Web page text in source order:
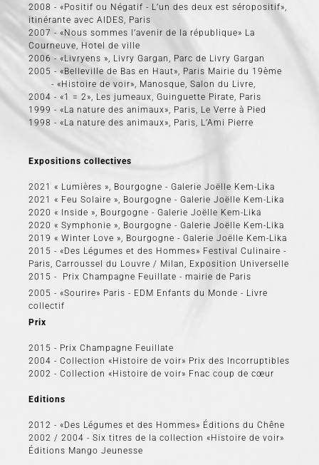
2008 - «Positif ou Négatif - L’un des deux est séropositif»,
itinérante avec AIDES, Paris
2007 - «Nous sommes l’avenir de la république» La
Courneuve, Hotel de ville
2006 - «Livryens », Livry Gargan, Parc de Livry Gargan
2005 - «Belleville de Bas en Haut», Paris Mairie du 19ème
- «Histoire de voir», Manosque, Salon du Livre,
2004 - «1 = 2», Les jumeaux, Guinguette Pirate, Paris
1999 - «La nature des animaux», Paris, Le Verre à Pied
1998 - «La nature des animaux», Paris, L’Ami Pierre
Expositions collectives
2021 « Lumières », Bourgogne - Galerie Joëlle Kem-Lika
2021 « Feu Solaire », Bourgogne - Galerie Joëlle Kem-Lika
2020 « Inside », Bourgogne - Galerie Joëlle Kem-Lika
2020 « Symphonie », Bourgogne - Galerie Joëlle Kem-Lika
2019 « Winter Love », Bourgogne - Galerie Joëlle Kem-Lika
2015 - «Des Légumes et des Hommes» Festival Culinaire -
Paris, Carroussel du Louvre / Milan, Exposition Universelle
2015 - Prix Champagne Feuillate - mairie de Paris
2005 - «Sourire» Paris - EDM Enfants du Monde - Livre
collectif
Prix
2015 - Prix Champagne Feuillate
2004 - Collection «Histoire de voir» Prix des Incorruptibles
2002 - Collection «Histoire de voir» Fnac coup de cœur
Editions
2012 - «Des Légumes et des Hommes» Éditions du Chêne
2002 / 2004 - Six titres de la collection «Histoire de voir»
Éditions Mango Jeunesse